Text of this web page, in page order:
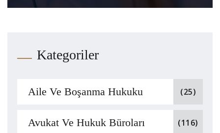
Kategoriler
Aile Ve Boşanma Hukuku (25)
Avukat Ve Hukuk Büroları (116)